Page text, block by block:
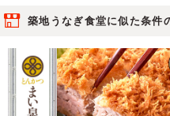
築地うなぎ食堂に似た条件